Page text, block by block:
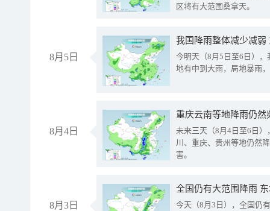
区将有大范围桑拿天。
8月5日
我国降雨整体减少减弱
今明天（8月5日至6日）
地有中到大雨，局地暴雨
8月4日
重庆云南等地降雨仍然
未来三天（8月4日至6日
川、重庆、贵州等地仍然
害。
8月3日
全国仍有大范围降雨
今天（8月3日），全国仍